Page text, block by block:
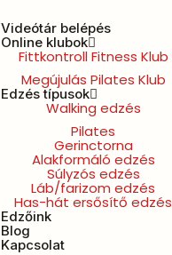
Videótár belépés
Online klubok
Fittkontroll Fitness Klub
Megújulás Pilates Klub
Edzés típusok
Walking edzés
Pilates
Gerinctorna
Alakformáló edzés
Súlyzós edzés
Láb/farizom edzés
Has-hát ersősítő edzés
Edzőink
Blog
Kapcsolat